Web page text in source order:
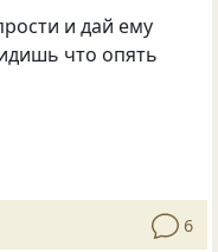
и дай ему
что опять
6